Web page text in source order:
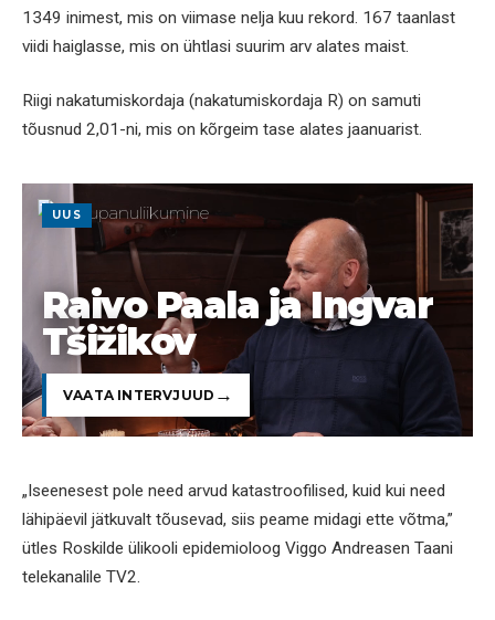
1349 inimest, mis on viimase nelja kuu rekord. 167 taanlast
viidi haiglasse, mis on ühtlasi suurim arv alates maist.
Riigi nakatumiskordaja (nakatumiskordaja R) on samuti
tõusnud 2,01-ni, mis on kõrgeim tase alates jaanuarist.
UUS
Raivo Paala ja Ingvar
Tšižikov
VAATA INTERVJUUD
„Iseenesest pole need arvud katastroofilised, kuid kui need
lähipäevil jätkuvalt tõusevad, siis peame midagi ette võtma,”
ütles Roskilde ülikooli epidemioloog Viggo Andreasen Taani
telekanalile TV2.